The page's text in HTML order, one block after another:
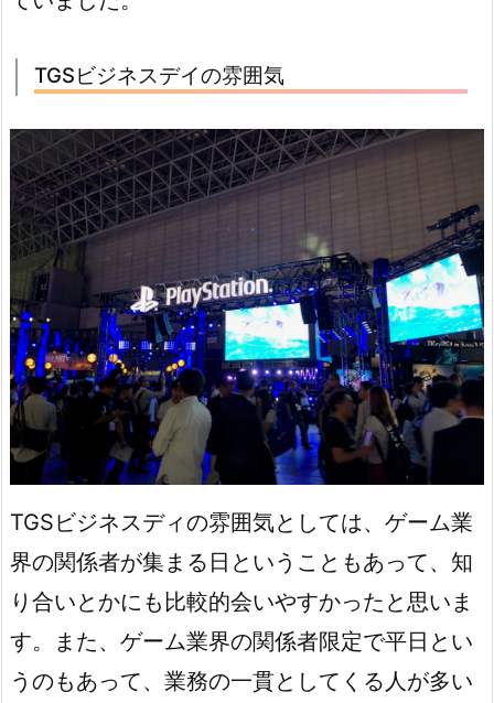
TGSビジネスデイの雰囲気
TGSビジネスディの雰囲気としては、ゲーム業
界の関係者が集まる日ということもあって、知
り合いとかにも比較的会いやすかったと思いま
す。また、ゲーム業界の関係者限定で平日とい
うのもあって、業務の一貫としてくる人が多い